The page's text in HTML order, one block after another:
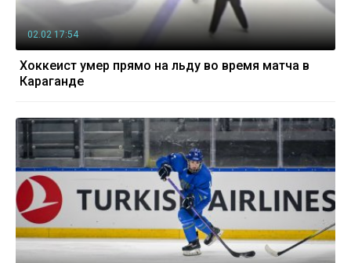
02.02 17:54
Хоккеист умер прямо на льду во время матча в
Караганде